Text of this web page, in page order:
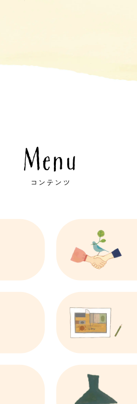
Menu
コンテンツ